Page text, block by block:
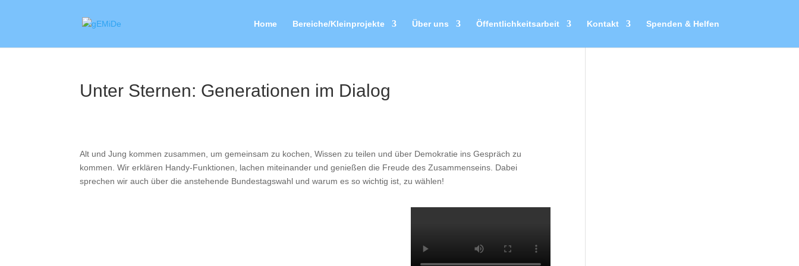
Home Bereiche/Kleinprojekte Über uns Öffentlichkeitsarbeit Kontakt Spenden & Helfen
Unter Sternen: Generationen im Dialog
Alt und Jung kommen zusammen, um gemeinsam zu kochen, Wissen zu teilen und über Demokratie ins Gespräch zu
kommen. Wir erklären Handy-Funktionen, lachen miteinander und genießen die Freude des Zusammenseins. Dabei
sprechen wir auch über die anstehende Bundestagswahl und warum es so wichtig ist, zu wählen!